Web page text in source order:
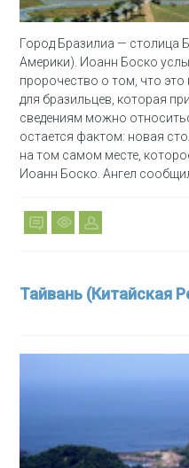
Город Бразилиа — столица
Америки). Иоанн Боско
пророчество о том, что
для бразильцев, которая
сведениям можно
остается фактом: новая
на том самом месте,
Иоанн Боско. Ангел
Тайвань (Китайская